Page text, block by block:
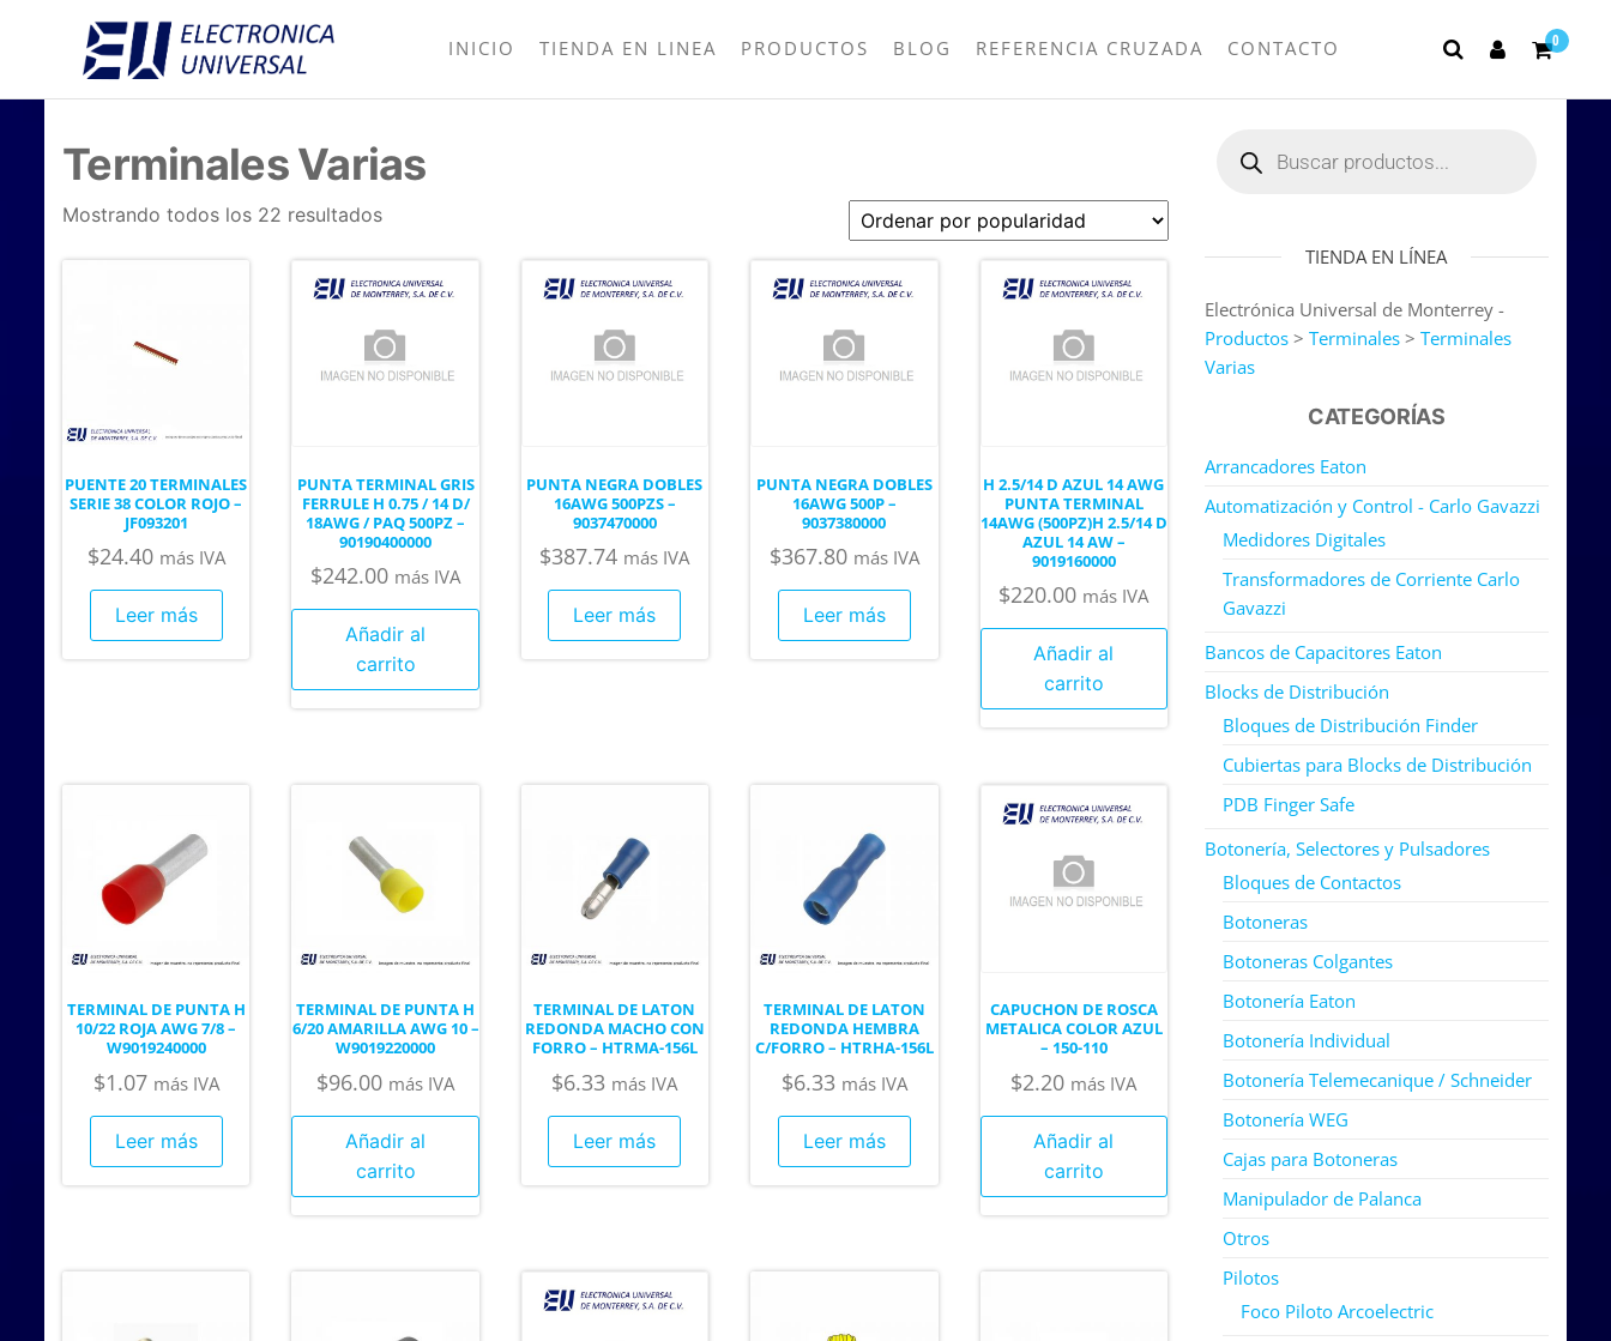
Electrónica
Universal
medición
0
INICIO TIENDA EN LINEA PRODUCTOS BLOG REFERENCIA CRUZADA CONTACTO
Terminales Varias
Mostrando todos los 22 resultados
PUENTE 20 TERMINALES
SERIE 38 COLOR ROJO –
JF093201
$24.40 más IVA
Leer más
PUNTA TERMINAL GRIS
FERRULE H 0.75 / 14 D/
18AWG / PAQ 500PZ –
90190400000
$242.00 más IVA
Añadir al
carrito
PUNTA NEGRA DOBLES
16AWG 500PZS –
9037470000
$387.74 más IVA
Leer más
PUNTA NEGRA DOBLES
16AWG 500P –
9037380000
$367.80 más IVA
Leer más
H 2.5/14 D AZUL 14 AWG
PUNTA TERMINAL
14AWG (500PZ)H 2.5/14 D
AZUL 14 AW –
9019160000
$220.00 más IVA
Añadir al
carrito
TERMINAL DE PUNTA H
10/22 ROJA AWG 7/8 –
W9019240000
$1.07 más IVA
Leer más
TERMINAL DE PUNTA H
6/20 AMARILLA AWG 10 –
W9019220000
$96.00 más IVA
Añadir al
carrito
TERMINAL DE LATON
REDONDA MACHO CON
FORRO – HTRMA-156L
$6.33 más IVA
Leer más
TERMINAL DE LATON
REDONDA HEMBRA
C/FORRO – HTRHA-156L
$6.33 más IVA
Leer más
CAPUCHON DE ROSCA
METALICA COLOR AZUL
– 150-110
$2.20 más IVA
Añadir al
carrito
TIENDA EN LÍNEA
Electrónica Universal de Monterrey -
Productos> Terminales> Terminales
Varias
CATEGORÍAS
Arrancadores Eaton
Automatización y Control - Carlo Gavazzi
Medidores Digitales
Transformadores de Corriente Carlo
Gavazzi
Bancos de Capacitores Eaton
Blocks de Distribución
Bloques de Distribución Finder
Cubiertas para Blocks de Distribución
PDB Finger Safe
Botonería, Selectores y Pulsadores
Bloques de Contactos
Botoneras
Botoneras Colgantes
Botonería Eaton
Botonería Individual
Botonería Telemecanique / Schneider
Botonería WEG
Cajas para Botoneras
Manipulador de Palanca
Otros
Pilotos
Foco Piloto Arcoelectric